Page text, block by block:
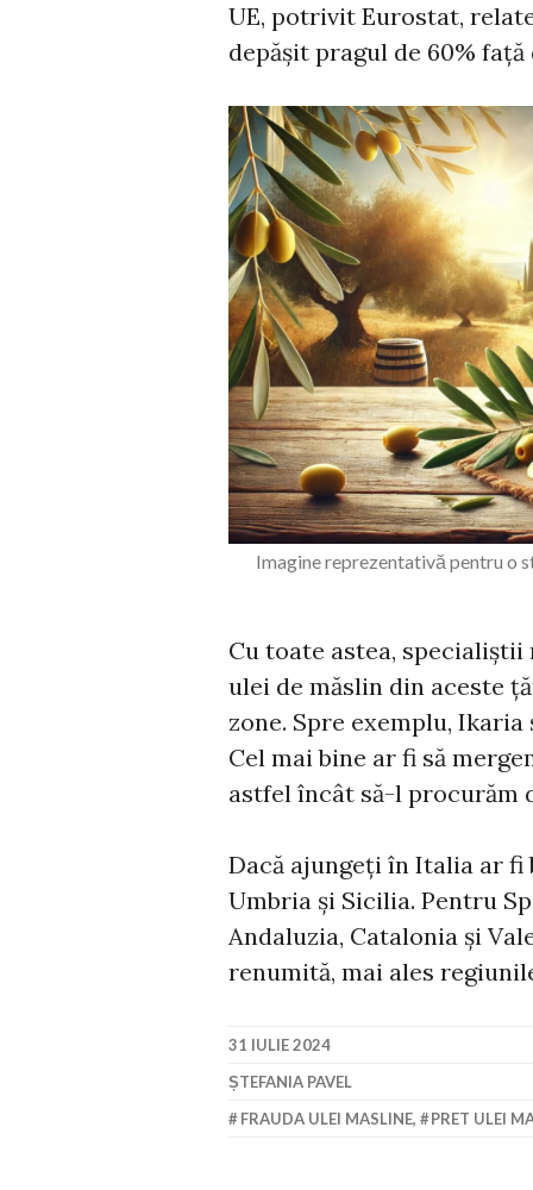
UE, potrivit Eurostat,
depășit pragul de 60%
Imagine reprezentativă pentru o
Cu toate astea,
ulei de măslin din aceste
zone. Spre exemplu,
Cel mai bine ar fi să
astfel încât să-l procurăm
Dacă ajungeți în Italia ar fi
Umbria și Sicilia. Pentru
Andaluzia, Catalonia și
renumită, mai ales
31 IULIE 2024
ȘTEFANIA PAVEL
FRAUDA ULEI MASLINE, PRET ULEI